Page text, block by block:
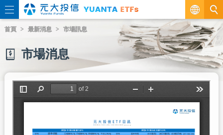
繁
EN
首頁 最新消息 市場訊息
市場消息